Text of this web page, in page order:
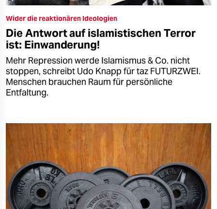
Wider die reaktionären Ideologien
Die Antwort auf islamistischen Terror
ist: Einwanderung!
Mehr Repression werde Islamismus & Co. nicht
stoppen, schreibt Udo Knapp für taz FUTURZWEI.
Menschen brauchen Raum für persönliche
Entfaltung.